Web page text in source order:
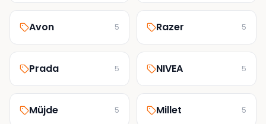
Avon 5 Razer 5
Prada 5 NIVEA 5
Müjde 5 Millet 5